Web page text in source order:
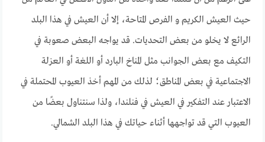
حيث العيش الكريم و الفرص المتاحة، إلا أن العيش في هذا البلد
الرائع لا يخلو من بعض التحديات. قد يواجه البعض صعوبة في
التكيف مع بعض الجوانب مثل المناخ البارد أو اللغة أو العزلة
الاجتماعية في بعض المناطق؛ لذلك من المهم أخذ العيوب المحتملة في
الاعتبار عند التفكير في العيش في فنلندا، ولذا سنتناول بعضًا من
العيوب التي قد تواجهها أثناء حياتك في هذا البلد الشمالي.